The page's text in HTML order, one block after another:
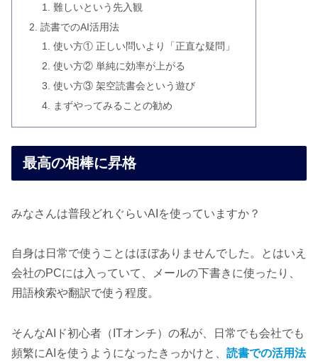
難しいという先入観
読書でのAI活用法
使い方① 正しい問いより「正直な疑問」
使い方② 単純に効率が上がる
使い方③ 架空読書会という遊び
まずやってみることの勧め
最高の相棒に昇格
みなさんは普段どれぐらいAIを使っていますか？
自身は日常で使うことはほぼありませんでした。とはいえ
会社のPCには入っていて、メールの下書きに使ったり、
用語検索や翻訳で使う程度。
そんなAIド初心者（ITオンチ）の私が、日常でも会社でも
頻繁にAIを使うようになったきっかけと、 読書での活用法